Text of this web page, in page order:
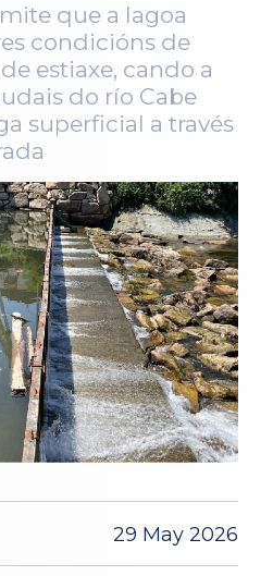
que a lagoa
condicións de
estiaxe, cando a
do río Cabe
superficial a través
29 May 2026